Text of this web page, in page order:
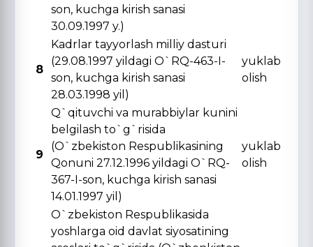
son, kuchga kirish sanasi
30.09.1997 y.)
8
Kadrlar tayyorlash milliy dasturi
(29.08.1997 yildagi O`RQ-463-I-
son, kuchga kirish sanasi
28.03.1998 yil)
yuklab
olish
9
Q`qituvchi va murabbiylar kunini
belgilash to`g`risida
(O`zbekiston Respublikasining
Qonuni 27.12.1996 yildagi O`RQ-
367-I-son, kuchga kirish sanasi
14.01.1997 yil)
yuklab
olish
O`zbekiston Respublikasida
yoshlarga oid davlat siyosatining